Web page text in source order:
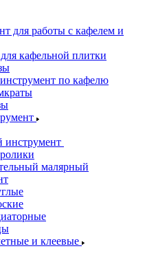
для работы с кафелем и
кафельной плитки
по кафелю
малярный
и клеевые